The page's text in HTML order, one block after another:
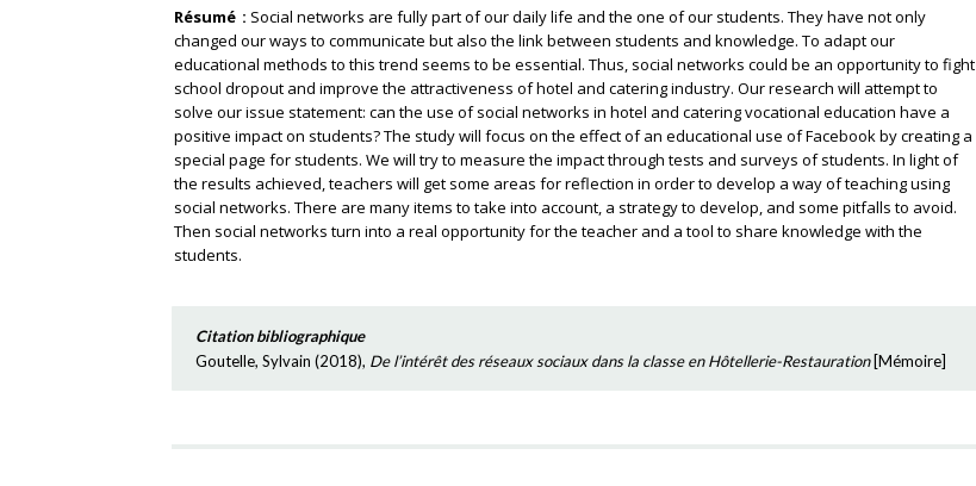
Résumé
Social networks are fully part of our daily life and the one of our students. They have not only
changed our ways to communicate but also the link between students and knowledge. To adapt our
educational methods to this trend seems to be essential. Thus, social networks could be an opportunity to fight
school dropout and improve the attractiveness of hotel and catering industry. Our research will attempt to
solve our issue statement: can the use of social networks in hotel and catering vocational education have a
positive impact on students? The study will focus on the effect of an educational use of Facebook by creating a
special page for students. We will try to measure the impact through tests and surveys of students. In light of
the results achieved, teachers will get some areas for reflection in order to develop a way of teaching using
social networks. There are many items to take into account, a strategy to develop, and some pitfalls to avoid.
Then social networks turn into a real opportunity for the teacher and a tool to share knowledge with the
students.
Citation bibliographique
Goutelle, Sylvain (2018), De l’intérêt des réseaux sociaux dans la classe en Hôtellerie-Restauration[Mémoire]